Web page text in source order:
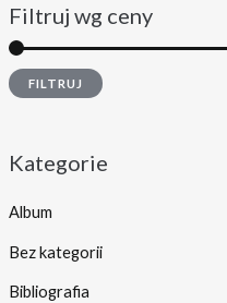
Filtruj wg ceny
FILTRUJ
Kategorie
Album
Bez kategorii
Bibliografia